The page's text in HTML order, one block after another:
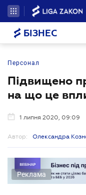
БІЗНЕС
Персонал
Підвищено
на що це
1 липня 2020, 09:09
Автор: Олександра
Реклама